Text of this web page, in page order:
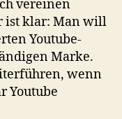
vereinen
ist klar: Man will
Youtube-
Marke.
wenn
Youtube